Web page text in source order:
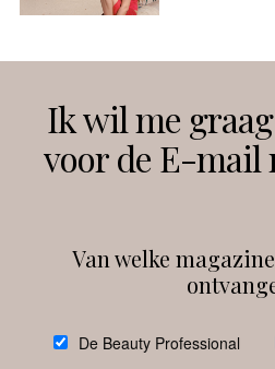
Instagram
Ik wil me
voor de E-
Van welke
De Beauty Professional